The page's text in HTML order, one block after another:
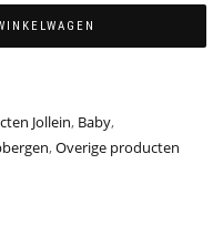
Jollein, Baby,
,Overige producten